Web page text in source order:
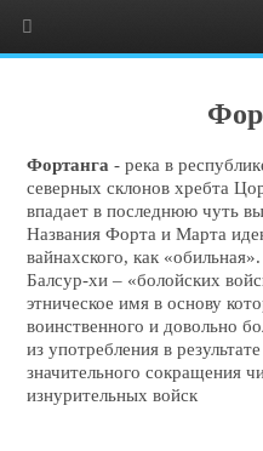
Фортанга- река в
северных склонов хребта
впадает в последнюю чуть
Названия Форта и Марта
вайнахского, как
Балсур-хи – «болойских
этническое имя в основу
воинственного и довольно
из употребления в
значительного сокращения
изнурительных войск